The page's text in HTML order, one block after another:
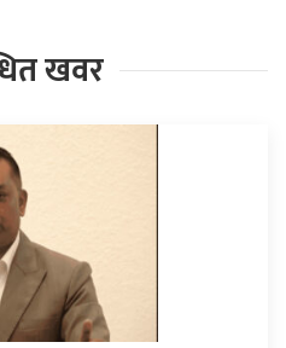
खवर